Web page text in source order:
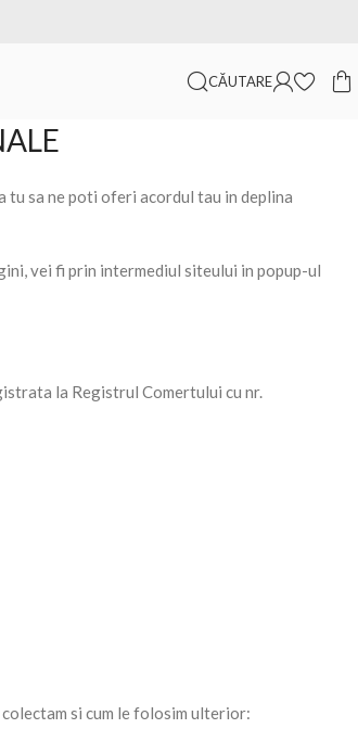
CĂUTARE
tu sa ne poti oferi acordul tau in deplina
vei fi prin intermediul siteului in popup-ul
la Registrul Comertului cu nr.
si cum le folosim ulterior: